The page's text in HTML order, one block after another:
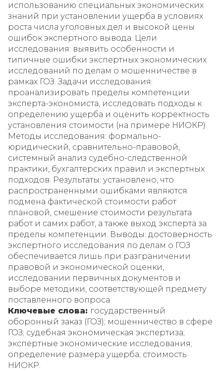
использованию специальных экономических
знаний при установлении ущерба в условиях
роста числа уголовных дел и высокой цены
ошибок экспертного вывода. Цели
исследования: выявить особенности и
типичные ошибки экспертных экономических
исследований по делам о мошенничестве в
рамках ГОЗ. Задачи исследования:
проанализировать пределы компетенции
эксперта-экономиста, исследовать подходы к
определению ущерба и оценить корректность
установления стоимости (на примере НИОКР).
Методы исследования: формально-
юридический, сравнительно-правовой,
системный анализ судебно-следственной
практики, бухгалтерских правил и экспертных
подходов. Результаты: установлено, что
распространенными ошибками являются
подмена фактической стоимости работ
плановой, смешение стоимости результата
работ и самих работ, а также выход эксперта за
пределы компетенции. Выводы: достоверность
экспертного исследования по делам о ГОЗ
обеспечивается лишь при разграничении
правовой и экономической оценки,
исследовании первичных документов и
выборе методики, соответствующей предмету
поставленного вопроса.
Ключевые слова: государственный
оборонный заказ (ГОЗ); мошенничество в сфере
ГОЗ; судебная экономическая экспертиза;
экспертные экономические исследования;
определение размера ущерба; стоимость
НИОКР.